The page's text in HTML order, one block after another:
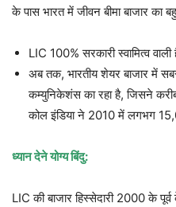
के पास भारत में जीवन बीमा बाजार का
LIC 100% सरकारी स्वामित्व वाली
अब तक, भारतीय शेयर बाजार में
कम्युनिकेशंस का रहा है, जिसने
कोल इंडिया ने 2010 में लगभग
ध्यान देने योग्य बिंदु:
LIC की बाजार हिस्सेदारी 2000 के